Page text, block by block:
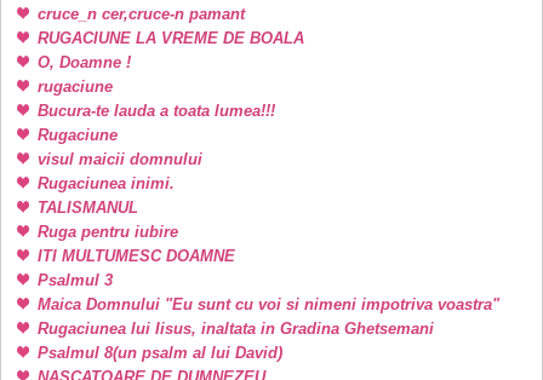
cruce_n cer,cruce-n pamant
RUGACIUNE LA VREME DE BOALA
O, Doamne !
rugaciune
Bucura-te lauda a toata lumea!!!
Rugaciune
visul maicii domnului
Rugaciunea inimi.
TALISMANUL
Ruga pentru iubire
ITI MULTUMESC DOAMNE
Psalmul 3
Maica Domnului "Eu sunt cu voi si nimeni impotriva voastra"
Rugaciunea lui Iisus, inaltata in Gradina Ghetsemani
Psalmul 8(un psalm al lui David)
NASCATOARE DE DUMNEZEU